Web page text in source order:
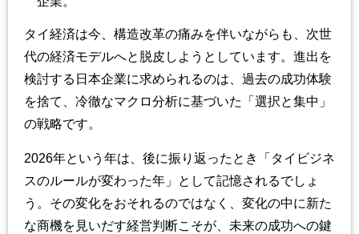
タイ経済は今、構造改革の痛みを伴いながらも、次世
代の経済モデルへと脱皮しようとしています。進出を
検討する日本企業に求められるのは、過去の成功体験
を捨て、冷徹なマクロ分析に基づいた「選択と集中」
の戦略です。
2026年という年は、後に振り返ったとき「タイビジネ
スのルールが変わった年」として記憶されるでしょ
う。その変化をおそれるのではなく、変化の中に新た
な商機を見いだす経営判断こそが、未来の成功への鍵